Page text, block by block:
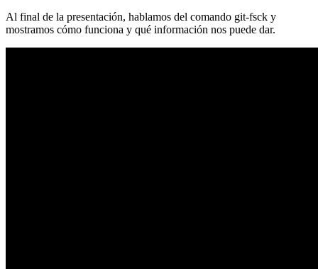
Al final de la presentación, hablamos del comando git-fsck y
mostramos cómo funciona y qué información nos puede dar.